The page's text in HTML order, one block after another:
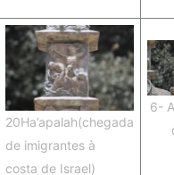
20Ha’apalah(chegada
de imigrantes à
costa de Israel)
6-